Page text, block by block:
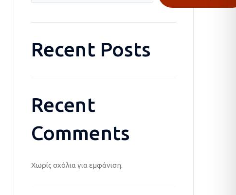
Recent Posts
Recent
Comments
Χωρίς σχόλια για εμφάνιση.